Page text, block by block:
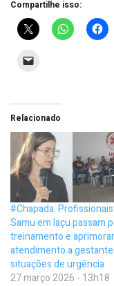
Compartilhe isso:
Relacionado
#Chapada:
Samu em Iaçu passam
treinamento e
atendimento a
situações de urgência
27 março 2026 - 13h18